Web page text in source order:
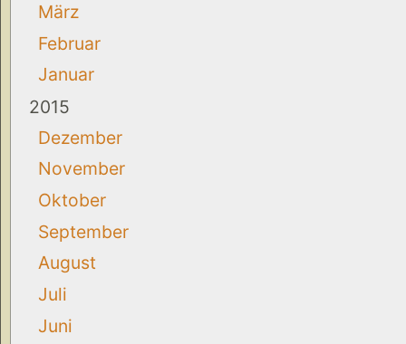
März
Februar
Januar
2015
Dezember
November
Oktober
September
August
Juli
Juni